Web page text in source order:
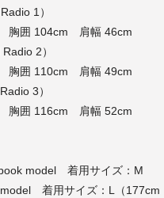
1）
胸囲 104cm 肩幅 46cm
2）
胸囲 110cm 肩幅 49cm
3）
胸囲 116cm 肩幅 52cm
model 着用サイズ：M
着用サイズ：L（177cm